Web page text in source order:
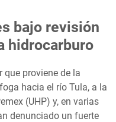
bajo revisión
hidrocarburo
que proviene de la
hacia el río Tula, a la
(UHP) y, en varias
denunciado un fuerte